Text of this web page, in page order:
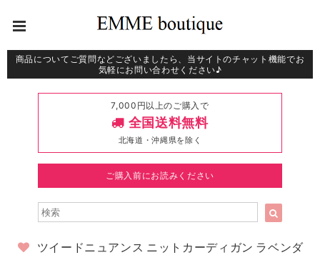
商品についてご質問などございましたら、当サイトのチャット機能でお
気軽にお問い合わせください♪
7,000円以上のご購入で
全国送料無料
北海道・沖縄県を除く
ご購入前にお読みください
ツイードニュアンス ニットカーディガン ラベンダ